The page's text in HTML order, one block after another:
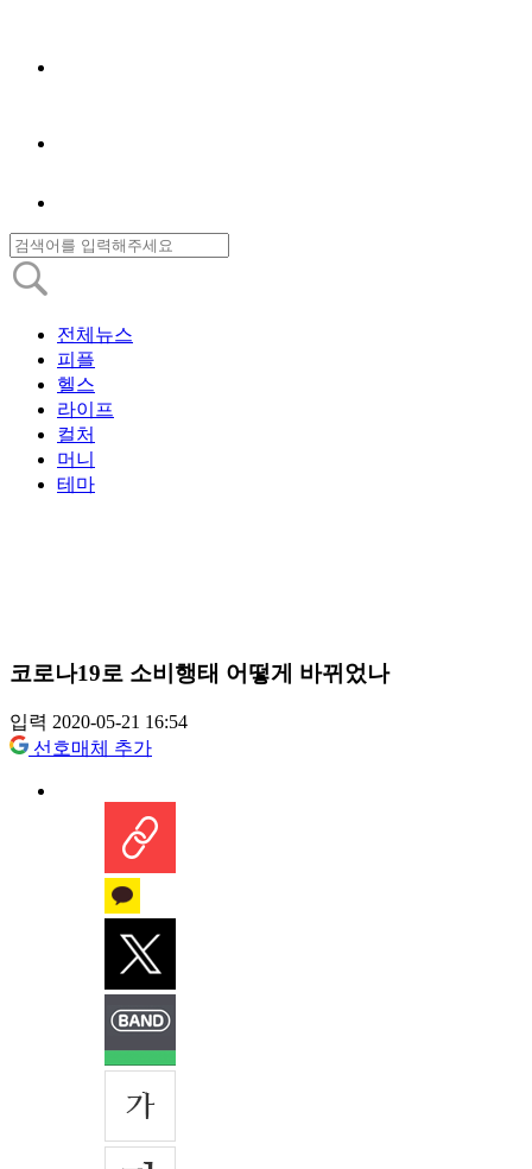
전체뉴스
피플
헬스
라이프
컬처
머니
테마
코로나19로 소비행태 어떻게 바뀌었나
입력 2020-05-21 16:54
선호매체 추가